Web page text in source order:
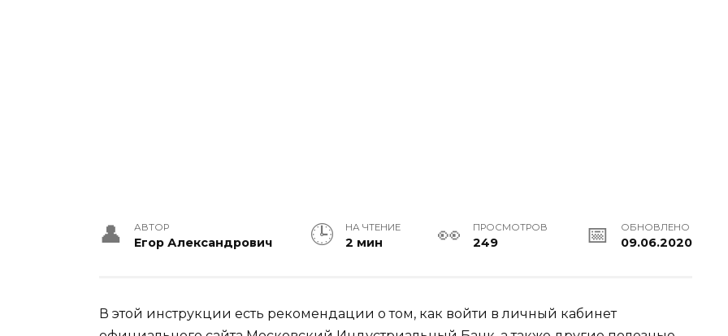
АВТОР
Егор Александрович
НА ЧТЕНИЕ
2 мин
ПРОСМОТРОВ
249
ОБНОВЛЕНО
09.06.2020
В этой инструкции есть рекомендации о том, как войти в личный кабинет